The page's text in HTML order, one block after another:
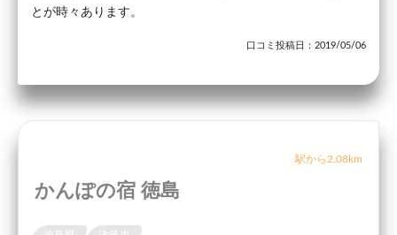
とが時々あります。
口コミ投稿日：2019/05/06
駅から2.08km
かんぽの宿 徳島